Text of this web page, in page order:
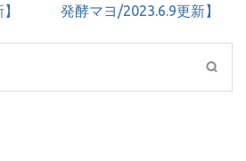
発酵マヨ/2023.6.9更新】